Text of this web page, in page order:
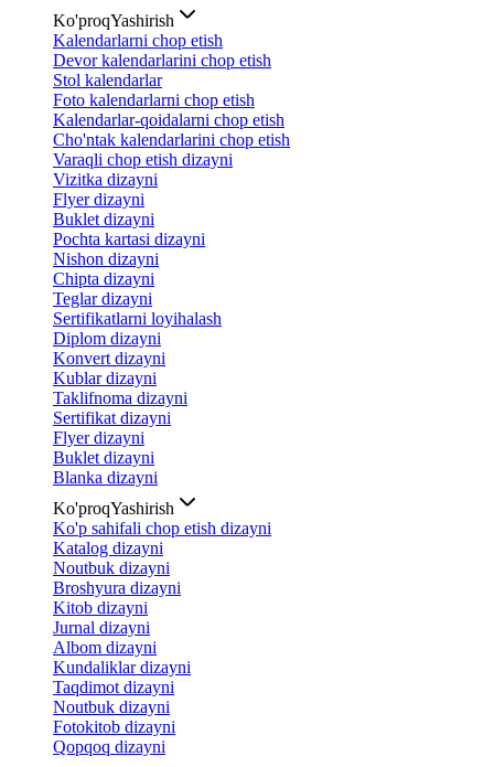
Ko'proqYashirish
Kalendarlarni chop etish
Devor kalendarlarini chop etish
Stol kalendarlar
Foto kalendarlarni chop etish
Kalendarlar-qoidalarni chop etish
Cho'ntak kalendarlarini chop etish
Varaqli chop etish dizayni
Vizitka dizayni
Flyer dizayni
Buklet dizayni
Pochta kartasi dizayni
Nishon dizayni
Chipta dizayni
Teglar dizayni
Sertifikatlarni loyihalash
Diplom dizayni
Konvert dizayni
Kublar dizayni
Taklifnoma dizayni
Sertifikat dizayni
Flyer dizayni
Buklet dizayni
Blanka dizayni
Ko'proqYashirish
Ko'p sahifali chop etish dizayni
Katalog dizayni
Noutbuk dizayni
Broshyura dizayni
Kitob dizayni
Jurnal dizayni
Albom dizayni
Kundaliklar dizayni
Taqdimot dizayni
Noutbuk dizayni
Fotokitob dizayni
Qopqoq dizayni